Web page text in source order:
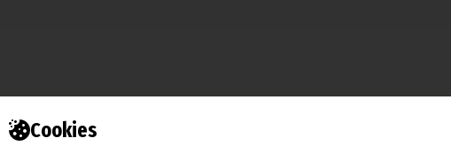
Cookies
navideñas y de fin de año, la actividad de la administración